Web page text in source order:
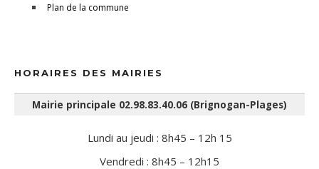
Plan de la commune
HORAIRES DES MAIRIES
Mairie principale 02.98.83.40.06 (Brignogan-Plages)
Lundi au jeudi : 8h45 – 12h 15
Vendredi : 8h45 – 12h15